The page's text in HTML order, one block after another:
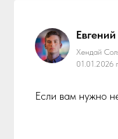
Евгений
Хендай
01.01.2026
Если вам нужно